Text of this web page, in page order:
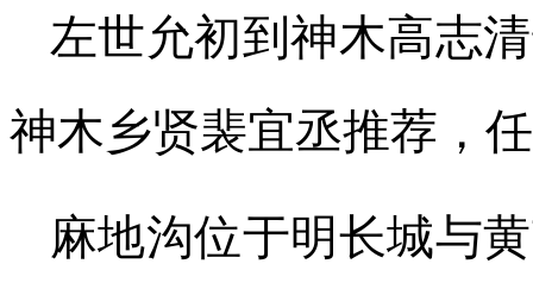
左世允初到神木高志
神木乡贤裴宜丞推荐，
麻地沟位于明长城与